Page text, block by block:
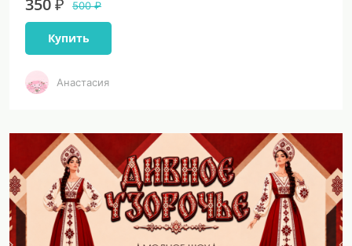
350 ₽ 500 ₽
Купить
Анастасия